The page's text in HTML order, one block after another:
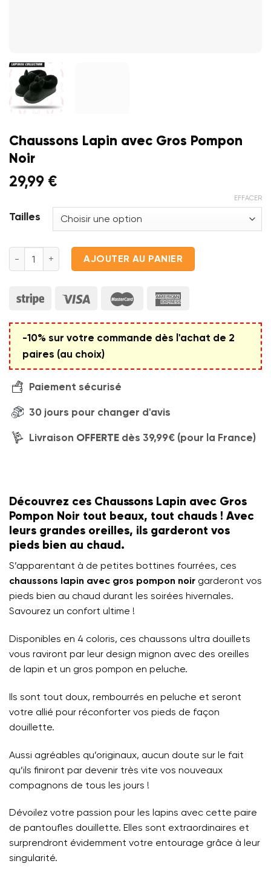
Chaussons Lapin avec Gros Pompon
Noir
29,99 €
Tailles
EFFACER
quantité de Chaussons Lapin avec Gros Pompon Noir
AJOUTER AU PANIER
-10% sur votre commande dès l'achat de 2
paires (au choix)
Paiement sécurisé
30 jours pour changer d'avis
Livraison OFFERTE dès 39,99€ (pour la France)
Découvrez ces Chaussons Lapin avec Gros
Pompon Noir tout beaux, tout chauds ! Avec
leurs grandes oreilles, ils garderont vos
pieds bien au chaud.
S’apparentant à de petites bottines fourrées, ces
chaussons lapin avec gros pompon noir garderont vos
pieds bien au chaud durant les soirées hivernales.
Savourez un confort ultime !
Disponibles en 4 coloris, ces chaussons ultra douillets
vous raviront par leur design mignon avec des oreilles
de lapin et un gros pompon en peluche.
Ils sont tout doux, rembourrés en peluche et seront
votre allié pour réconforter vos pieds de façon
douillette.
Aussi agréables qu’originaux, aucun doute sur le fait
qu’ils finiront par devenir très vite vos nouveaux
compagnons de tous les jours !
Dévoilez votre passion pour les lapins avec cette paire
de pantoufles douillette. Elles sont extraordinaires et
surprendront évidemment votre entourage grâce à leur
singularité.